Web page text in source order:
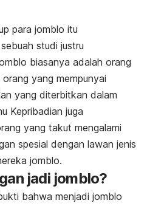
para jomblo itu
studi justru
biasanya adalah orang
yang mempunyai
yang diterbitkan dalam
Kepribadian juga
yang takut mengalami
spesial dengan lawan jenis
jomblo.
jadi jomblo?
bahwa menjadi jomblo